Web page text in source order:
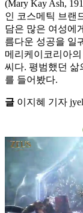
(Mary Kay Ash,
인 코스메틱 브랜
담은 많은 여성에
름다운 성공을 일
메리케이코리아의
씨다. 평범했던 삶
를 들어봤다.
글 이지혜 기자